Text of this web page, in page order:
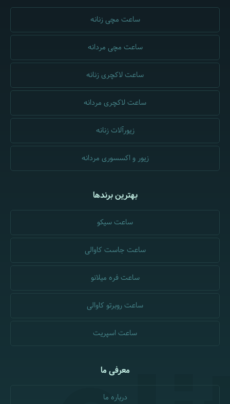
ساعت مچی زنانه
ساعت مچی مردانه
ساعت لاکچری زنانه
ساعت لاکچری مردانه
زیورآلات زنانه
زیور و اکسسوری مردانه
بهترین برندها
ساعت سیکو
ساعت جاست کاوالی
ساعت فره میلانو
ساعت روبرتو کاوالی
ساعت اسپریت
معرفی ما
درباره ما